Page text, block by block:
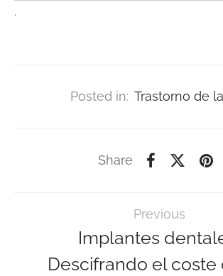
.
Posted in: Trastorno de
Share
Previous
Implantes
Descifrando el coste